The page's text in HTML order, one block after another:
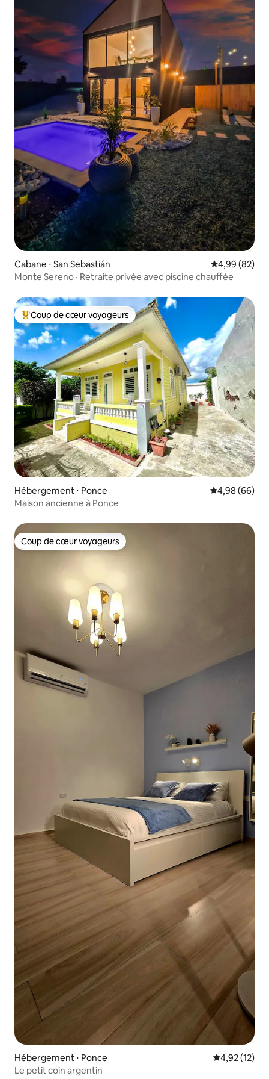
Cabane ⋅ San Sebastián Évaluation
4,99 (82)
Monte Sereno · Retraite privée avec piscine chauffée
Coups de cœur voyageurs les plus appréciés
Coup de cœur voyageurs
Hébergement ⋅ Ponce Évaluation
4,98 (66)
Maison ancienne à Ponce
Coup de cœur voyageurs
Coup de cœur voyageurs
Hébergement ⋅ Ponce Évaluation
4,92 (12)
Le petit coin argentin